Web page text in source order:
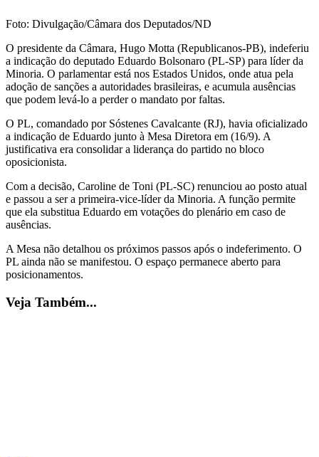
Foto: Divulgação/Câmara dos Deputados/ND
O presidente da Câmara, Hugo Motta (Republicanos-PB), indeferiu
a indicação do deputado Eduardo Bolsonaro (PL-SP) para líder da
Minoria. O parlamentar está nos Estados Unidos, onde atua pela
adoção de sanções a autoridades brasileiras, e acumula ausências
que podem levá-lo a perder o mandato por faltas.
O PL, comandado por Sóstenes Cavalcante (RJ), havia oficializado
a indicação de Eduardo junto à Mesa Diretora em (16/9). A
justificativa era consolidar a liderança do partido no bloco
oposicionista.
Com a decisão, Caroline de Toni (PL-SC) renunciou ao posto atual
e passou a ser a primeira-vice-líder da Minoria. A função permite
que ela substitua Eduardo em votações do plenário em caso de
ausências.
A Mesa não detalhou os próximos passos após o indeferimento. O
PL ainda não se manifestou. O espaço permanece aberto para
posicionamentos.
Veja Também...